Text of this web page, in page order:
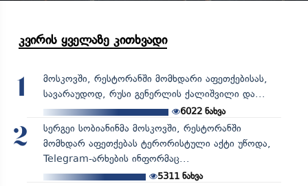
კვირის ყველაზე კითხვადი
1
მოსკოვში, რესტორანში მომხდარი აფეთქებისას,
სავარაუდოდ, რუსი გენერლის ქალიშვილი და...
6022 ნახვა
2
სერგეი სობიანინმა მოსკოვში, რესტორანში
მომხდარ აფეთქებას ტერორისტული აქტი უწოდა,
Telegram-არხების ინფორმაც...
5311ნახვა